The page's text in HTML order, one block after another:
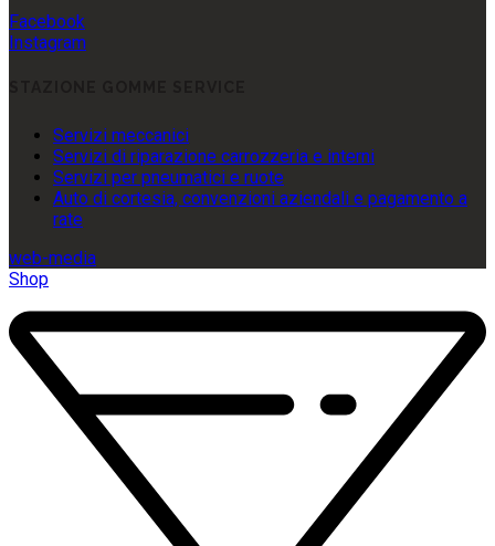
Facebook
Instagram
Servizi meccanici
Servizi di riparazione carrozzeria e interni
Servizi per pneumatici e ruote
Auto di cortesia, convenzioni aziendali e pagamento a
rate
web-media
Shop